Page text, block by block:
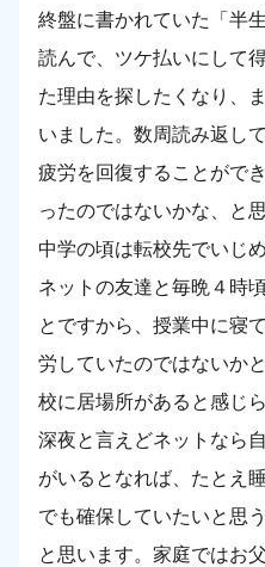
終盤に書かれていた「半
読んで、ツケ払いにして
た理由を探したくなり、
いました。数周読み返し
疲労を回復することがで
ったのではないかな、と
中学の頃は転校先でいじ
ネットの友達と毎晩４時
とですから、授業中に寝
労していたのではないか
校に居場所があると感じ
深夜と言えどネットなら
がいるとなれば、たとえ
でも確保していたいと思
と思います。家庭ではお